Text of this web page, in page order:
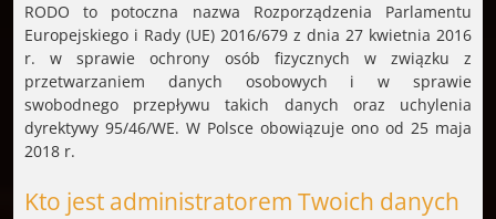
RODO to potoczna nazwa Rozporządzenia Parlamentu
Europejskiego i Rady (UE) 2016/679 z dnia 27 kwietnia 2016
r. w sprawie ochrony osób fizycznych w związku z
przetwarzaniem danych osobowych i w sprawie
swobodnego przepływu takich danych oraz uchylenia
dyrektywy 95/46/WE. W Polsce obowiązuje ono od 25 maja
2018 r.
Kto jest administratorem Twoich danych